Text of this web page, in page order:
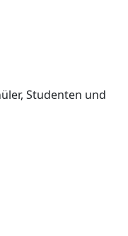
Studenten und